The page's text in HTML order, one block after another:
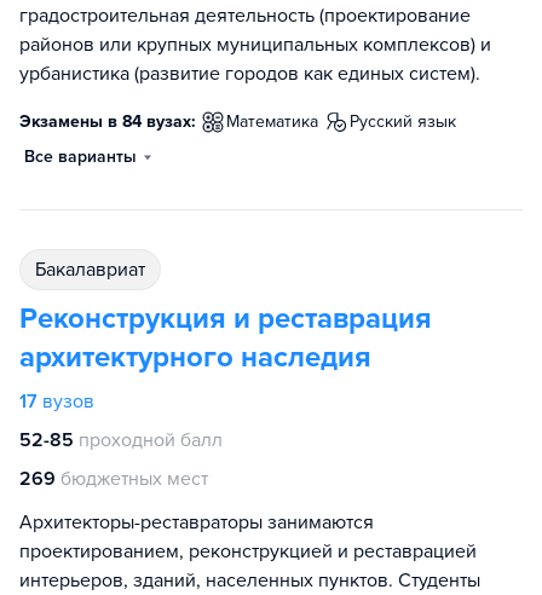
градостроительная деятельность (проектирование
районов или крупных муниципальных комплексов) и
урбанистика (развитие городов как единых систем).
Экзамены в 84 вузах: математика
русский язык
Все варианты
бакалавриат
Реконструкция и реставрация
архитектурного наследия
17 вузов
52-85 проходной балл
269 бюджетных мест
Архитекторы-реставраторы занимаются
проектированием, реконструкцией и реставрацией
интерьеров, зданий, населенных пунктов. Студенты